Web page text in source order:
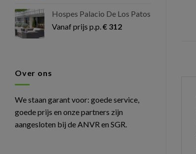
Hospes Palacio De Los Patos
Vanaf prijs p.p. € 312
Over ons
We staan garant voor: goede service,
goede prijs en onze partners zijn
aangesloten bij de ANVR en SGR.